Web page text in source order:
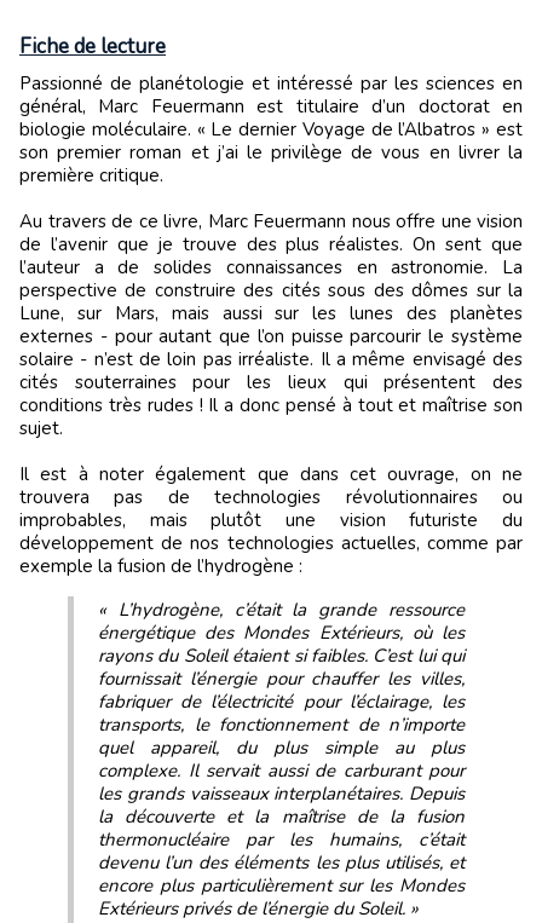
Fiche de lecture
Passionné de planétologie et intéressé par les sciences en
général, Marc Feuermann est titulaire d’un doctorat en
biologie moléculaire. « Le dernier Voyage de l’Albatros » est
son premier roman et j’ai le privilège de vous en livrer la
première critique.
Au travers de ce livre, Marc Feuermann nous offre une vision
de l’avenir que je trouve des plus réalistes. On sent que
l’auteur a de solides connaissances en astronomie. La
perspective de construire des cités sous des dômes sur la
Lune, sur Mars, mais aussi sur les lunes des planètes
externes - pour autant que l’on puisse parcourir le système
solaire - n’est de loin pas irréaliste. Il a même envisagé des
cités souterraines pour les lieux qui présentent des
conditions très rudes ! Il a donc pensé à tout et maîtrise son
sujet.
Il est à noter également que dans cet ouvrage, on ne
trouvera pas de technologies révolutionnaires ou
improbables, mais plutôt une vision futuriste du
développement de nos technologies actuelles, comme par
exemple la fusion de l’hydrogène :
« L’hydrogène, c’était la grande ressource
énergétique des Mondes Extérieurs, où les
rayons du Soleil étaient si faibles. C’est lui qui
fournissait l’énergie pour chauffer les villes,
fabriquer de l’électricité pour l’éclairage, les
transports, le fonctionnement de n’importe
quel appareil, du plus simple au plus
complexe. Il servait aussi de carburant pour
les grands vaisseaux interplanétaires. Depuis
la découverte et la maîtrise de la fusion
thermonucléaire par les humains, c’était
devenu l’un des éléments les plus utilisés, et
encore plus particulièrement sur les Mondes
Extérieurs privés de l’énergie du Soleil. »